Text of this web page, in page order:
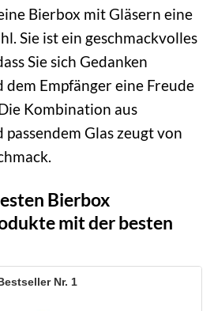
Bierbox mit Gläsern eine
Sie ist ein geschmackvolles
Sie sich Gedanken
dem Empfänger eine Freude
Kombination aus
Glas zeugt von
Bierbox
mit der besten
1